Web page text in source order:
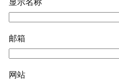
显示名称
邮箱
网站